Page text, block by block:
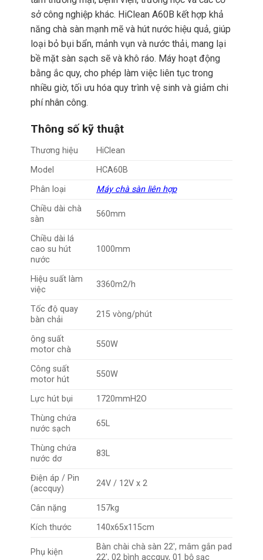
sở công nghiệp khác. HiClean A60B kết hợp khả
năng chà sàn mạnh mẽ và hút nước hiệu quả, giúp
loại bỏ bụi bẩn, mảnh vụn và nước thải, mang lại
bề mặt sàn sạch sẽ và khô ráo. Máy hoạt động
bằng ắc quy, cho phép làm việc liên tục trong
nhiều giờ, tối ưu hóa quy trình vệ sinh và giảm chi
phí nhân công.
Thông số kỹ thuật
Thương hiệu
HiClean
Model
HCA60B
Phân loại
Máy chà sàn liên hợp
Chiều dài chà
sàn
560mm
Chiều dài lá
cao su hút
nước
1000mm
Hiệu suất làm
việc
3360m2/h
Tốc độ quay
bàn chải
215 vòng/phút
ông suất
motor chà
550W
Công suất
motor hút
550W
Lực hút bụi
1720mmH2O
Thùng chứa
nước sạch
65L
Thùng chứa
nước dơ
83L
Điện áp / Pin
(accquy)
24V / 12V x 2
Cân nặng
157kg
Kích thước
140x65x115cm
Phụ kiện
Bàn chài chà sàn 22′, mâm gắn pad
22′, 02 bình accquy, 01 bộ sạc